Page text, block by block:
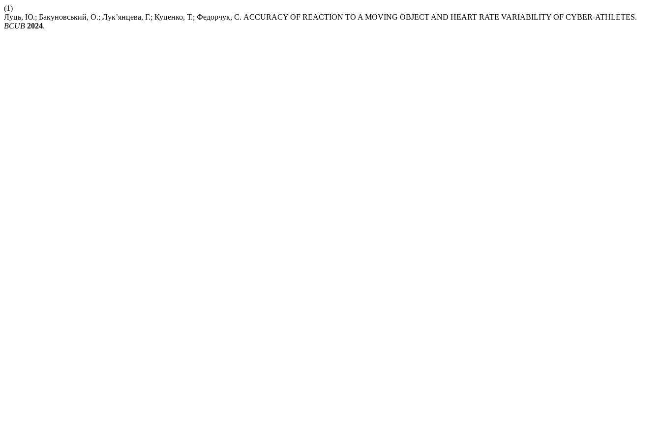
(1)
Луць, Ю.; Бакуновський, О.; Лук’янцева, Г.; Куценко, Т.; Федорчук, С. ACCURACY OF REACTION TO A MOVING OBJECT AND HEART RATE VARIABILITY OF CYBER-ATHLETES.
BCUB 2024.